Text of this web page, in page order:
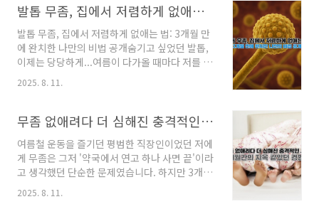
다. 한국은 자체 방위력 강화에 더 많은 예산을 투
입해야 하며, 군 구조 개..
않고 죽지 않는 삶을 갈망해 왔습니다. 하지만 현
대에 들어서 이 개념은 더 이상 허황된 상상이 아
니라 과학과 자본, 기술이 결합된 현실적인 논의
주제가 되었습니다. 특히 중국에서 급속도로 성
장한 젊은 부유층을 중심으로 불로장생 혹은 역
노화에 대한 투자가 폭발적으로 증가하고 있다는
의 부유한 젊은 세대가 불로장생에 집착하는지,
그것이 과연 실현..
발톱 무좀, 집에서 저렴하게 없애는 법
발톱 무좀, 집에서 저렴하게 없애는 법: 3개월 만
에 완치한 나만의 비법 공개숨기고 싶었던 발톱,
이제는 당당하게...여름이 다가올 때마다 저를 괴
롭히던 것이 하나 있었습니다. 바로 발톱 무좀이
었죠. 샌들을 신고 싶어도, 수영장에 가고 싶어도
합니다.3년 전 여름, 친구들과 부산 해운대에 놀
는데 저만 운동화를 벗지 못하고 망설이고 있었
죠. "왜 안 벗어?" 친구가 묻자 "발가락이 좀..."
하며 얼버무릴 수밖에 없었습니다.그때 느꼈습니
다. 이제 더 이상 미룰 수 없다고요. 병원에 가기
2025. 8. 11.
무좀 없애려다 더 심해진 충격적인 사례 - 3개월간의 지옥 같았던 경험담
여름철 운동을 즐기던 평범한 직장인이었던 저에
게 무좀은 그저 '약국에서 연고 하나 사면 끝'이라
고 생각했던 단순한 문제였습니다. 하지만 3개월
후, 저는 피부과 응급실까지 가게 되는 상황에 처
하게 되었죠.무좀 때문에 고생하고 계신 분들께
2025. 8. 11.